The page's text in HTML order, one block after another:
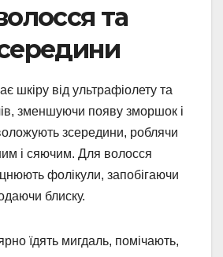
та
шкіру від ультрафіолету та
зменшуючи появу зморшок і
зсередини, роблячи
і сяючим. Для волосся
фолікули, запобігаючи
блиску.
їдять мигдаль, помічають,